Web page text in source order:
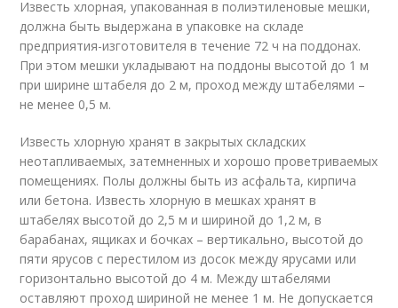
Известь хлорная, упакованная в полиэтиленовые мешки,
должна быть выдержана в упаковке на складе
предприятия-изготовителя в течение 72 ч на поддонах.
При этом мешки укладывают на поддоны высотой до 1 м
при ширине штабеля до 2 м, проход между штабелями –
не менее 0,5 м.
Известь хлорную хранят в закрытых складских
неотапливаемых, затемненных и хорошо проветриваемых
помещениях. Полы должны быть из асфальта, кирпича
или бетона. Известь хлорную в мешках хранят в
штабелях высотой до 2,5 м и шириной до 1,2 м, в
барабанах, ящиках и бочках – вертикально, высотой до
пяти ярусов с перестилом из досок между ярусами или
горизонтально высотой до 4 м. Между штабелями
оставляют проход шириной не менее 1 м. Не допускается